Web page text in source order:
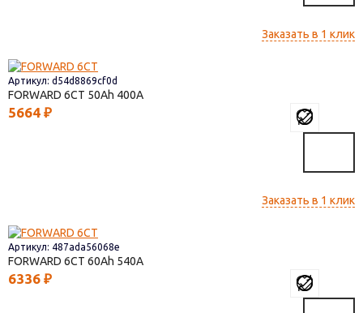
Заказать в 1 клик
Артикул: d54d8869cf0d
FORWARD 6СТ 50 400
5664 ₽
Заказать в 1 клик
Артикул: 487ada56068e
FORWARD 6СТ 60 540
6336 ₽